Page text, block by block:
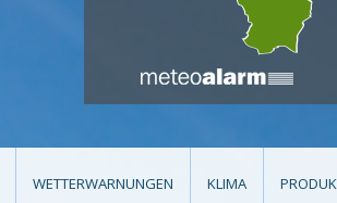
WETTERWARNUNGEN KLIMA